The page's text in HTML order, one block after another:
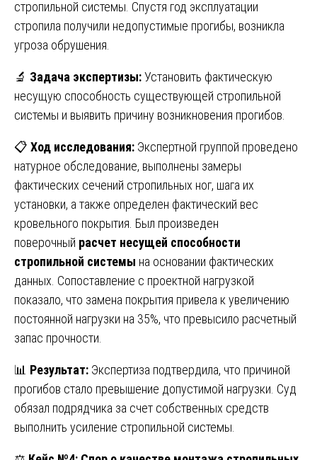
стропильной системы. Спустя год эксплуатации
стропила получили недопустимые прогибы, возникла
угроза обрушения.
🔬 Задача экспертизы:Установить фактическую
несущую способность существующей стропильной
системы и выявить причину возникновения прогибов.
📋 Ход исследования: Экспертной группой проведено
натурное обследование, выполнены замеры
фактических сечений стропильных ног, шага их
установки, а также определен фактический вес
кровельного покрытия. Был произведен
поверочный расчет несущей способности
стропильной системы на основании фактических
данных. Сопоставление с проектной нагрузкой
показало, что замена покрытия привела к увеличению
постоянной нагрузки на 35%, что превысило расчетный
запас прочности.
📊 Результат: Экспертиза подтвердила, что причиной
прогибов стало превышение допустимой нагрузки. Суд
обязал подрядчика за счет собственных средств
выполнить усиление стропильной системы.